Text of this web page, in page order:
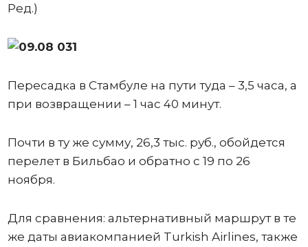
Ред.)
Пересадка в Стамбуле на пути туда – 3,5 часа, а
при возвращении – 1 час 40 минут.
Почти в ту же сумму, 26,3 тыс. руб., обойдется
перелет в Бильбао и обратно с 19 по 26
ноября.
Для сравнения: альтернативный маршрут в те
же даты авиакомпанией Turkish Airlines, также